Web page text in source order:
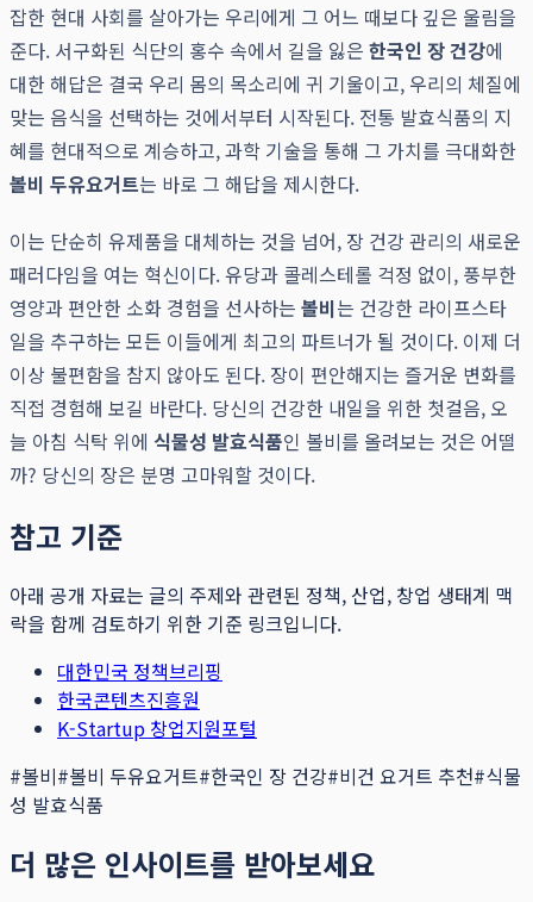
잡한 현대 사회를 살아가는 우리에게 그 어느 때보다 깊은 울림을
준다. 서구화된 식단의 홍수 속에서 길을 잃은 한국인 장 건강에
대한 해답은 결국 우리 몸의 목소리에 귀 기울이고, 우리의 체질에
맞는 음식을 선택하는 것에서부터 시작된다. 전통 발효식품의 지
혜를 현대적으로 계승하고, 과학 기술을 통해 그 가치를 극대화한
볼비 두유요거트는 바로 그 해답을 제시한다.
이는 단순히 유제품을 대체하는 것을 넘어, 장 건강 관리의 새로운
패러다임을 여는 혁신이다. 유당과 콜레스테롤 걱정 없이, 풍부한
영양과 편안한 소화 경험을 선사하는 볼비는 건강한 라이프스타
일을 추구하는 모든 이들에게 최고의 파트너가 될 것이다. 이제 더
이상 불편함을 참지 않아도 된다. 장이 편안해지는 즐거운 변화를
직접 경험해 보길 바란다. 당신의 건강한 내일을 위한 첫걸음, 오
늘 아침 식탁 위에 식물성 발효식품인 볼비를 올려보는 것은 어떨
까? 당신의 장은 분명 고마워할 것이다.
참고 기준
아래 공개 자료는 글의 주제와 관련된 정책, 산업, 창업 생태계 맥
락을 함께 검토하기 위한 기준 링크입니다.
대한민국 정책브리핑
한국콘텐츠진흥원
K-Startup 창업지원포털
#볼비#볼비 두유요거트#한국인 장 건강#비건 요거트 추천#식물
성 발효식품
더 많은 인사이트를 받아보세요